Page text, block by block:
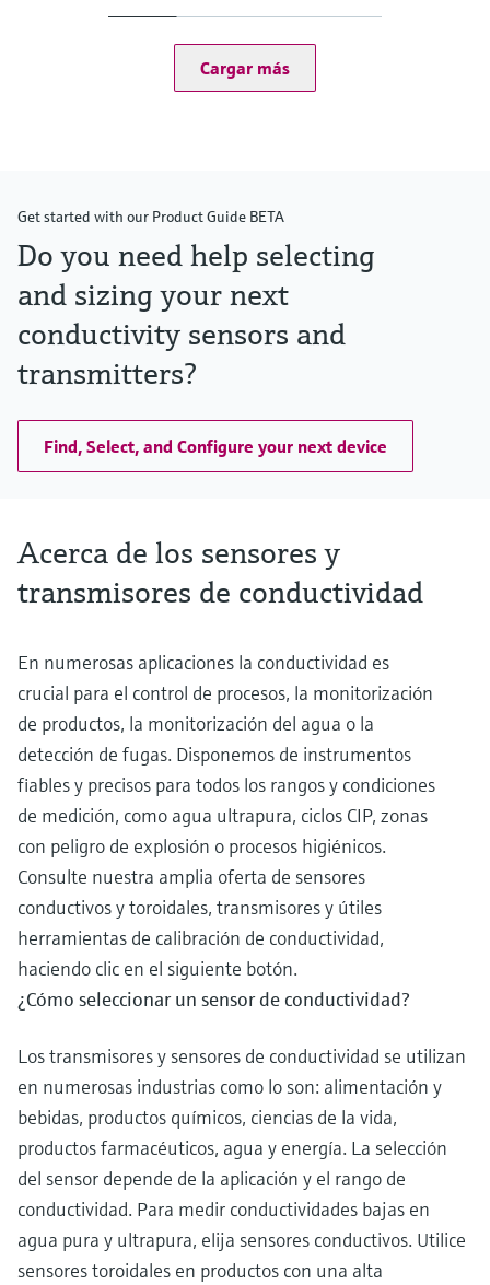
Salida / comunicación
De 2 a 8 salidas de corriente de 0/4 a 20 mA
Relé de alarma, 2 relés, ProfibusDP, Modbus RS485,
Cargar más
Get started with our Product Guide BETA
Do you need help selecting
and sizing your next
conductivity sensors and
transmitters?
Find, Select, and Configure your next device
Acerca de los sensores y
transmisores de conductividad
En numerosas aplicaciones la conductividad es
crucial para el control de procesos, la monitorización
de productos, la monitorización del agua o la
detección de fugas. Disponemos de instrumentos
fiables y precisos para todos los rangos y condiciones
de medición, como agua ultrapura, ciclos CIP, zonas
con peligro de explosión o procesos higiénicos.
Consulte nuestra amplia oferta de sensores
conductivos y toroidales, transmisores y útiles
herramientas de calibración de conductividad,
haciendo clic en el siguiente botón.
¿Cómo seleccionar un sensor de conductividad?
Los transmisores y sensores de conductividad se utilizan
en numerosas industrias como lo son: alimentación y
bebidas, productos químicos, ciencias de la vida,
productos farmacéuticos, agua y energía. La selección
del sensor depende de la aplicación y el rango de
conductividad. Para medir conductividades bajas en
agua pura y ultrapura, elija sensores conductivos. Utilice
sensores toroidales en productos con una alta